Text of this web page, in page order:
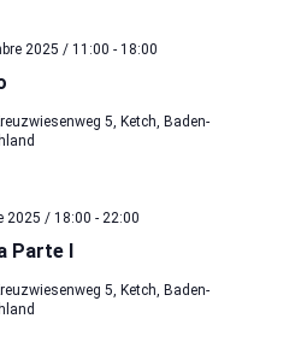
2025 / 11:00 - 18:00
5, Ketch, Baden-
Parte I
2025 / 18:00 - 22:00
5, Ketch, Baden-